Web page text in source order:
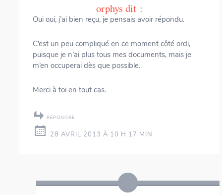
orphys dit :
Oui oui, j’ai bien reçu, je pensais avoir répondu.
C’est un peu compliqué en ce moment côté ordi,
puisque je n’ai plus tous mes documents, mais je
m’en occuperai dès que possible.
Merci à toi en tout cas.
RÉPONDRE
28 AVRIL 2013 À 10 H 17 MIN